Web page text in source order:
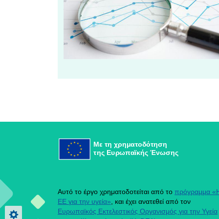
της Ευρωπαϊκής Ένωσης
Αυτό το έργο χρηματοδοτείται από το πρόγραμμα
ΕΕ για την υγεία» , και έχει ανατεθεί από τον
Ευρωπαϊκός Εκτελεστικός Οργανισμός για την Υγεία
Privacy settings